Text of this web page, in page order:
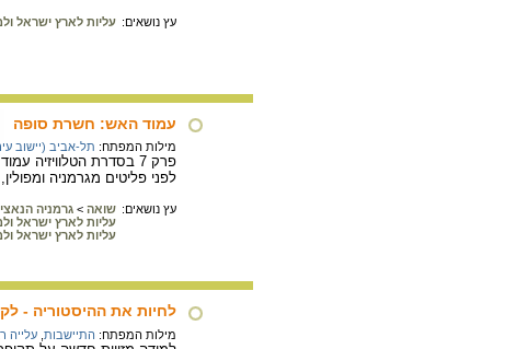
עץ נושאים: עליות לארץ ישראל
עמוד האש: חשרת סופה
מילות המפתח: תל-אביב (יישוב
פרק 7 בסדרת
לפני פליטים מגרמניה ומפולין, ואלה
עץ נושאים: שואה > גרמניה הנאצית
עליות לארץ ישראל
עליות לארץ ישראל
לחיות את ההיסטוריה -
מילות המפתח: התיישבות עלייה